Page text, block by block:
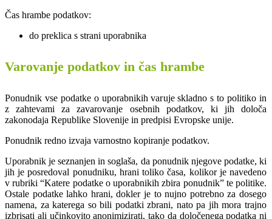
Čas hrambe podatkov:
do preklica s strani uporabnika
Varovanje podatkov in čas hrambe
Ponudnik vse podatke o uporabnikih varuje skladno s to politiko in
z zahtevami za zavarovanje osebnih podatkov, ki jih določa
zakonodaja Republike Slovenije in predpisi Evropske unije.
Ponudnik redno izvaja varnostno kopiranje podatkov.
Uporabnik je seznanjen in soglaša, da ponudnik njegove podatke, ki
jih je posredoval ponudniku, hrani toliko časa, kolikor je navedeno
v rubriki “Katere podatke o uporabnikih zbira ponudnik” te politike.
Ostale podatke lahko hrani, dokler je to nujno potrebno za dosego
namena, za katerega so bili podatki zbrani, nato pa jih mora trajno
izbrisati ali učinkovito anonimizirati, tako da določenega podatka ni